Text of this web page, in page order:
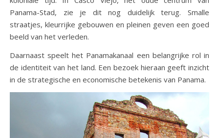
Panama-Stad, zie je dit nog duidelijk terug. Smalle
straatjes, kleurrijke gebouwen en pleinen geven een goed
beeld van het verleden.
Daarnaast speelt het Panamakanaal een belangrijke rol in
de identiteit van het land. Een bezoek hieraan geeft inzicht
in de strategische en economische betekenis van Panama.